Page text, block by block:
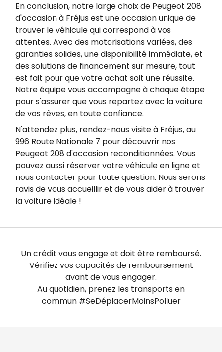
En conclusion, notre large choix de Peugeot 208
d'occasion à Fréjus est une occasion unique de
trouver le véhicule qui correspond à vos
attentes. Avec des motorisations variées, des
garanties solides, une disponibilité immédiate, et
des solutions de financement sur mesure, tout
est fait pour que votre achat soit une réussite.
Notre équipe vous accompagne à chaque étape
pour s'assurer que vous repartez avec la voiture
de vos rêves, en toute confiance.
N'attendez plus, rendez-nous visite à Fréjus, au
996 Route Nationale 7 pour découvrir nos
Peugeot 208 d'occasion reconditionnées. Vous
pouvez aussi réserver votre véhicule en ligne et
nous contacter pour toute question. Nous serons
ravis de vous accueillir et de vous aider à trouver
la voiture idéale !
Un crédit vous engage et doit être remboursé.
Vérifiez vos capacités de remboursement
avant de vous engager.
Au quotidien, prenez les transports en
commun #SeDéplacerMoinsPolluer